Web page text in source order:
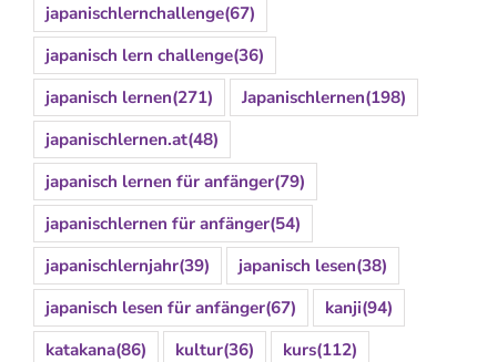
japanischlernchallenge(67)
japanisch lern challenge(36)
japanisch lernen(271) Japanischlernen(198)
japanischlernen.at(48)
japanisch lernen für anfänger(79)
japanischlernen für anfänger(54)
japanischlernjahr(39) japanisch lesen(38)
japanisch lesen für anfänger(67) kanji(94)
katakana(86) kultur(36) kurs(112)